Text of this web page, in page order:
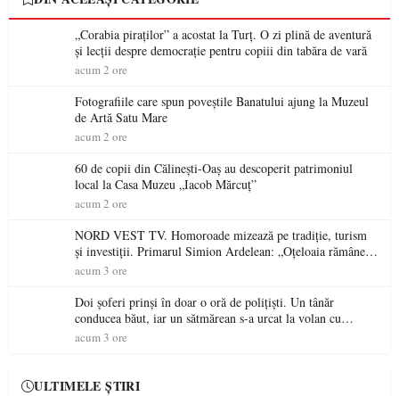
„Corabia piraților” a acostat la Turț. O zi plină de aventură
și lecții despre democrație pentru copiii din tabăra de vară
acum 2 ore
Fotografiile care spun poveștile Banatului ajung la Muzeul
de Artă Satu Mare
acum 2 ore
60 de copii din Călinești-Oaș au descoperit patrimoniul
local la Casa Muzeu „Iacob Mărcuț”
acum 2 ore
NORD VEST TV. Homoroade mizează pe tradiție, turism
și investiții. Primarul Simion Ardelean: „Oțeloaia rămâne
un brand al Codrului”
acum 3 ore
Doi șoferi prinși în doar o oră de polițiști. Un tânăr
conducea băut, iar un sătmărean s-a urcat la volan cu
permisul suspendat
acum 3 ore
ULTIMELE ȘTIRI